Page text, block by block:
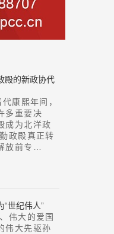
殿的新政协代
康熙年间，
多重要决
成为北洋政
政殿真正转
放前专…
“世纪伟人”
伟大的爱国
伟大先驱孙